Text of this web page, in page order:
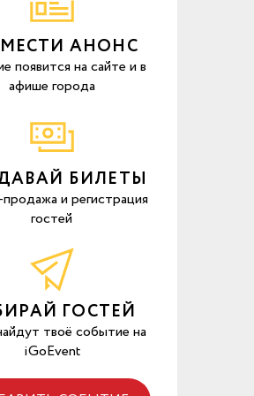
АНОНС
появится на сайте и в
афише города
БИЛЕТЫ
и регистрация
гостей
ГОСТЕЙ
твоё событие на
iGoEvent